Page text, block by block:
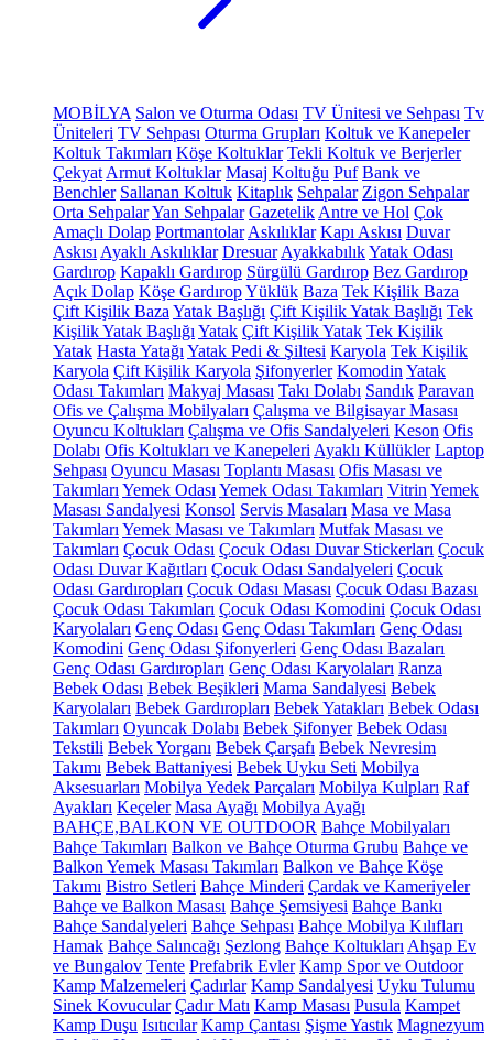
MOBİLYA Salon ve Oturma Odası TV Ünitesi ve Sehpası Tv
Üniteleri TV Sehpası Oturma Grupları Koltuk ve Kanepeler
Koltuk Takımları Köşe Koltuklar Tekli Koltuk ve Berjerler
Çekyat Armut Koltuklar Masaj Koltuğu Puf Bank ve
Benchler Sallanan Koltuk Kitaplık Sehpalar Zigon Sehpalar
Orta SehpalarYan Sehpalar Gazetelik Antre ve Hol Çok
Amaçlı Dolap Portmantolar Askılıklar Kapı Askısı Duvar
Askısı Ayaklı Askılıklar Dresuar AyakkabılıkYatak Odası
Gardırop Kapaklı Gardırop Sürgülü Gardırop Bez Gardırop
Açık Dolap Köşe GardıropYüklük Baza Tek Kişilik Baza
Çift Kişilik Baza Yatak Başlığı Çift Kişilik Yatak Başlığı Tek
Kişilik Yatak Başlığı Yatak Çift Kişilik Yatak Tek Kişilik
Yatak Hasta Yatağı Yatak Pedi & Şiltesi Karyola Tek Kişilik
Karyola Çift Kişilik Karyola Şifonyerler Komodin Yatak
Odası Takımları Makyaj Masası Takı Dolabı Sandık Paravan
Ofis ve Çalışma Mobilyaları Çalışma ve Bilgisayar Masası
Oyuncu Koltukları Çalışma ve Ofis Sandalyeleri Keson Ofis
Dolabı Ofis Koltukları ve Kanepeleri Ayaklı Küllükler Laptop
Sehpası Oyuncu Masası Toplantı Masası Ofis Masası ve
Takımları Yemek Odası Yemek Odası Takımları Vitrin Yemek
Masası Sandalyesi Konsol Servis Masaları Masa ve Masa
Takımları Yemek Masası ve Takımları Mutfak Masası ve
Takımları Çocuk Odası Çocuk Odası Duvar Stickerları Çocuk
Odası Duvar Kağıtları Çocuk Odası Sandalyeleri Çocuk
Odası Gardıropları Çocuk Odası Masası Çocuk Odası Bazası
Çocuk Odası Takımları Çocuk Odası Komodini Çocuk Odası
Karyolaları Genç Odası Genç Odası Takımları Genç Odası
Komodini Genç Odası Şifonyerleri Genç Odası Bazaları
Genç Odası Gardıropları Genç Odası Karyolaları Ranza
Bebek Odası Bebek Beşikleri Mama Sandalyesi Bebek
Karyolaları Bebek Gardıropları Bebek Yatakları Bebek Odası
Takımları Oyuncak Dolabı Bebek Şifonyer Bebek Odası
Tekstili Bebek Yorganı Bebek Çarşafı Bebek Nevresim
Takımı Bebek Battaniyesi Bebek Uyku Seti Mobilya
Aksesuarları Mobilya Yedek Parçaları Mobilya Kulpları Raf
Ayakları Keçeler Masa Ayağı Mobilya Ayağı
BAHÇE,BALKON VE OUTDOOR Bahçe Mobilyaları
Bahçe Takımları Balkon ve Bahçe Oturma Grubu Bahçe ve
Balkon Yemek Masası Takımları Balkon ve Bahçe Köşe
Takımı Bistro Setleri Bahçe Minderi Çardak ve Kameriyeler
Bahçe ve Balkon Masası Bahçe Şemsiyesi Bahçe Bankı
Bahçe Sandalyeleri Bahçe Sehpası Bahçe Mobilya Kılıfları
Hamak Bahçe Salıncağı Şezlong Bahçe Koltukları Ahşap Ev
ve Bungalov Tente Prefabrik Evler Kamp Spor ve Outdoor
Kamp Malzemeleri Çadırlar Kamp Sandalyesi Uyku Tulumu
Sinek Kovucular Çadır Matı Kamp Masası Pusula Kampet
Kamp Duşu Isıtıcılar Kamp Çantası Şişme Yastık Magnezyum